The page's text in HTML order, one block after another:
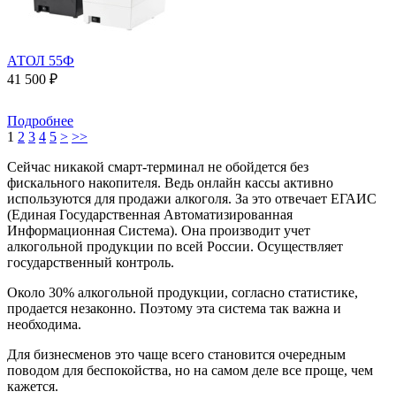
АТОЛ 55Ф
41 500 ₽
Подробнее
1 2 3 4 5 > >>
Сейчас никакой смарт-терминал не обойдется без
фискального накопителя. Ведь онлайн кассы активно
используются для продажи алкоголя. За это отвечает ЕГАИС
(Единая Государственная Автоматизированная
Информационная Система). Она производит учет
алкогольной продукции по всей России. Осуществляет
государственный контроль.
Около 30% алкогольной продукции, согласно статистике,
продается незаконно. Поэтому эта система так важна и
необходима.
Для бизнесменов это чаще всего становится очередным
поводом для беспокойства, но на самом деле все проще, чем
кажется.